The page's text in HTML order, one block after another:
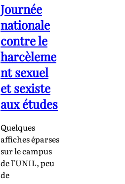
Journée
nationale
contre le
harcèleme
nt sexuel
et sexiste
aux études
Quelques
affiches éparses
sur le campus
de l’UNIL, peu
de